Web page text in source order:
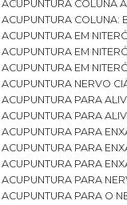
ACUPUNTURA COLUNA
ACUPUNTURA
ACUPUNTURA EM
ACUPUNTURA EM
ACUPUNTURA EM
ACUPUNTURA NERVO
ACUPUNTURA PARA
ACUPUNTURA PARA
ACUPUNTURA PARA
ACUPUNTURA PARA
ACUPUNTURA PARA
ACUPUNTURA PARA
ACUPUNTURA PARA O